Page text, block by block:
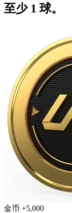
至少 1 球。
金币 +5,000